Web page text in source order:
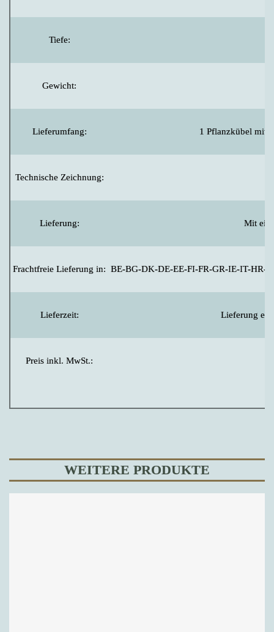
Tiefe:
Gewicht:
Lieferumfang:
Technische Zeichnung:
Lieferung:
Frachtfreie Lieferung in:
Lieferzeit:
Preis inkl. MwSt.:
1 Pflanzkübel mit
Mit
BE-BG-DK-DE-EE-FI-FR-GR-IE-IT-HR-
Lieferung
WEITERE PRODUKTE